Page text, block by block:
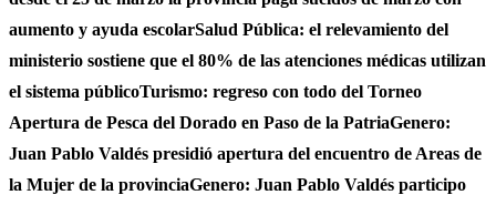
aumento y ayuda escolarSalud Pública: el relevamiento del
ministerio sostiene que el 80% de las atenciones médicas utilizan
el sistema públicoTurismo: regreso con todo del Torneo
Apertura de Pesca del Dorado en Paso de la PatriaGenero:
Juan Pablo Valdés presidió apertura del encuentro de Areas de
la Mujer de la provinciaGenero: Juan Pablo Valdés participo